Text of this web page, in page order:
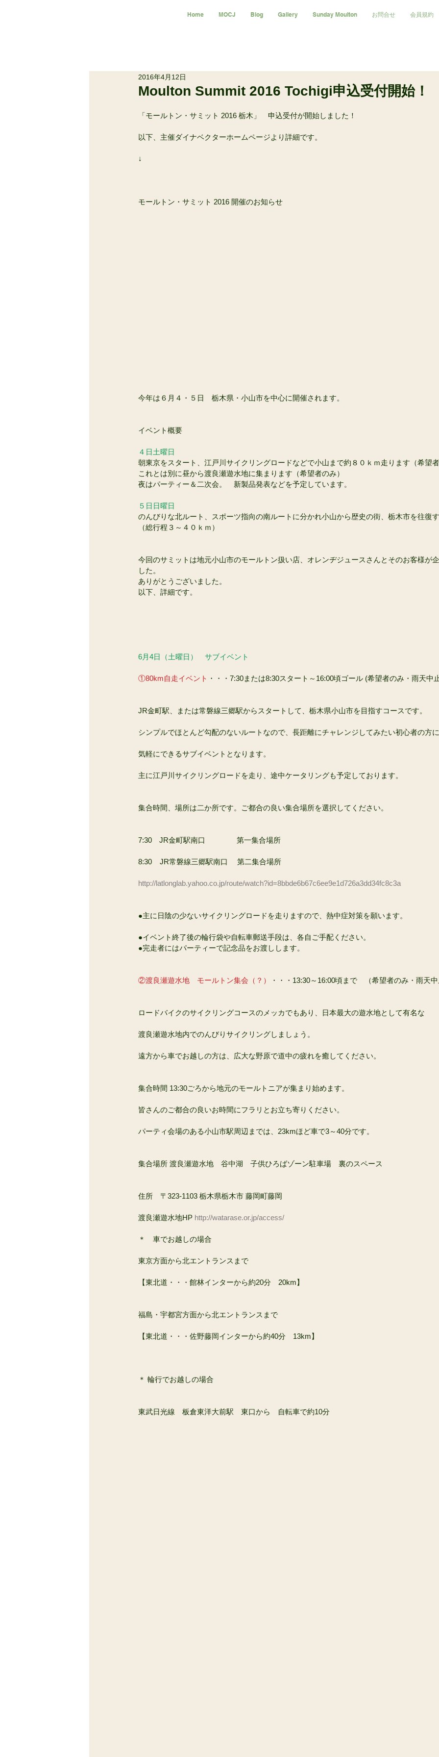
Home MOCJ Blog Gallery Sunday Moulton お問合せ 会員規約
Moulton Summit 2016 Tochigi申込受付開始！
2016年4月12日
「モールトン・サミット 2016 栃木」　申込受付が開始しました！
以下、主催ダイナベクターホームページより詳細です。
↓
モールトン・サミット 2016 開催のお知らせ
今年は６月４・５日　栃木県・小山市を中心に開催されます。
イベント概要
４日土曜日
朝東京をスタート、江戸川サイクリングロードなどで小山まで約８０ｋｍ走ります（希望
これとは別に昼から渡良瀬遊水地に集まります（希望者のみ）
夜はパーティー＆二次会。　新製品発表などを予定しています。
５日日曜日
のんびりな北ルート、スポーツ指向の南ルートに分かれ小山から歴史の街、栃木市を往復
（総行程３～４０ｋｍ）
今回のサミットは地元小山市のモールトン扱い店、オレンヂジュースさんとそのお客様が
した。
ありがとうございました。
以下、詳細です。
6月4日（土曜日）　サブイベント
①80km自走イベント ・・・7:30または8:30スタート～16:00頃ゴール (希望者のみ・雨天中
JR金町駅、または常磐線三郷駅からスタートして、栃木県小山市を目指すコースです。
シンプルでほとんど勾配のないルートなので、長距離にチャレンジしてみたい初心者の方
気軽にできるサブイベントとなります。
主に江戸川サイクリングロードを走り、途中ケータリングも予定しております。
集合時間、場所は二か所です。ご都合の良い集合場所を選択してください。
7:30　JR金町駅南口　　　　 第一集合場所
8:30    JR常磐線三郷駅南口　 第二集合場所
http://latlonglab.yahoo.co.jp/route/watch?id=8bbde6b67c6ee9e1d726a3dd34fc8c3a
●主に日陰の少ないサイクリングロードを走りますので、熱中症対策を願います。
●イベント終了後の輪行袋や自転車郵送手段は、各自ご手配ください。
●完走者にはパーティーで記念品をお渡しします。
②渡良瀬遊水地　モールトン集会（？） ・・・13:30～16:00頃まで　（希望者のみ・雨天
ロードバイクのサイクリングコースのメッカでもあり、日本最大の遊水地として有名な
渡良瀬遊水地内でのんびりサイクリングしましょう。
遠方から車でお越しの方は、広大な野原で道中の疲れを癒してください。
集合時間 13:30ごろから地元のモールトニアが集まり始めます。
皆さんのご都合の良いお時間にフラリとお立ち寄りください。
パーティ会場のある小山市駅周辺までは、23kmほど車で3～40分です。
集合場所 渡良瀬遊水地　谷中湖　子供ひろばゾーン駐車場　裏のスペース
住所　〒323-1103 栃木県栃木市 藤岡町藤岡
渡良瀬遊水地HP http://watarase.or.jp/access/
＊　車でお越しの場合
東京方面から北エントランスまで
【東北道・・・館林インターから約20分　20km】
福島・宇都宮方面から北エントランスまで
【東北道・・・佐野藤岡インターから約40分　13km】
＊ 輪行でお越しの場合
東武日光線　板倉東洋大前駅　東口から　自転車で約10分